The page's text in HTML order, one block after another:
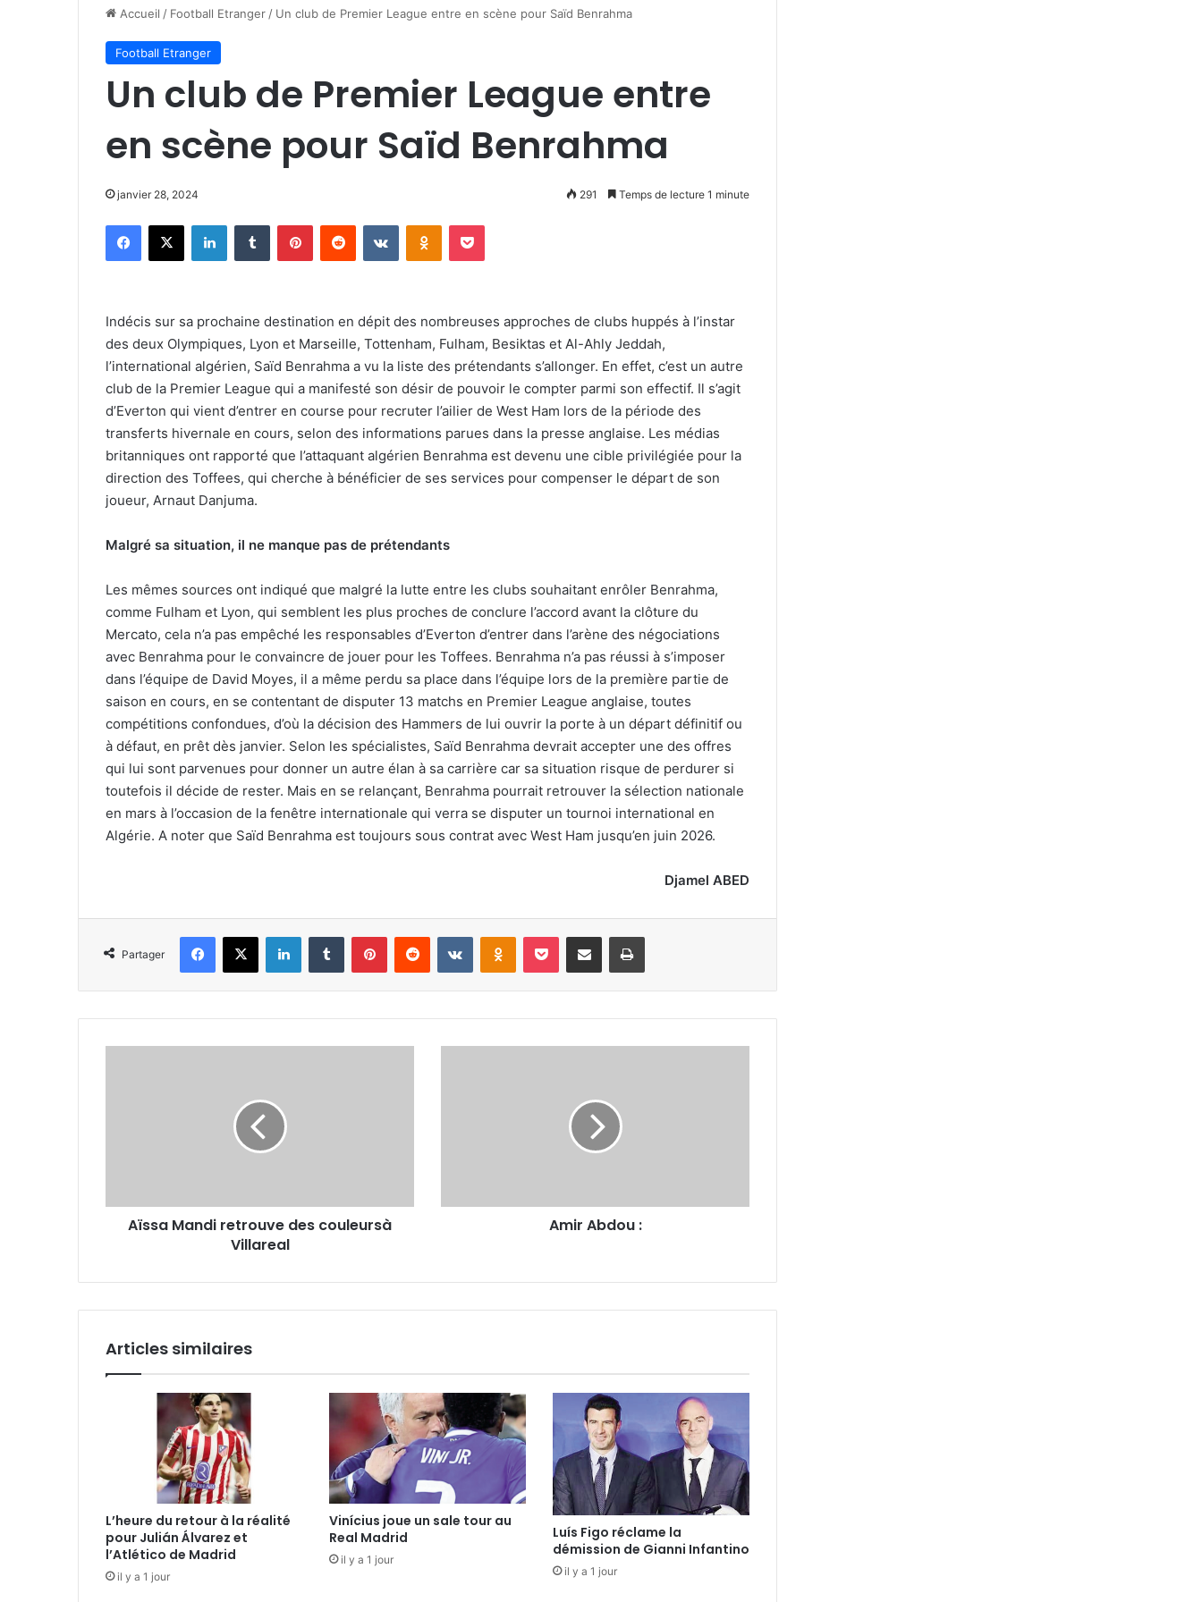
Accueil / Football Etranger / Un club de Premier League entre en scène pour Saïd Benrahma
Football Etranger
Un club de Premier League entre
en scène pour Saïd Benrahma
janvier 28, 2024 291 Temps de lecture 1 minute
Facebook
X LinkedinTumblr PinterestReddit VKontakteOdnoklassniki
Pocket
Indécis sur sa prochaine destination en dépit des nombreuses approches de clubs huppés à l’instar
des deux Olympiques, Lyon et Marseille, Tottenham, Fulham, Besiktas et Al-Ahly Jeddah,
l’international algérien, Saïd Benrahma a vu la liste des prétendants s’allonger. En effet, c’est un autre
club de la Premier League qui a manifesté son désir de pouvoir le compter parmi son effectif. Il s’agit
d’Everton qui vient d’entrer en course pour recruter l’ailier de West Ham lors de la période des
transferts hivernale en cours, selon des informations parues dans la presse anglaise. Les médias
britanniques ont rapporté que l’attaquant algérien Benrahma est devenu une cible privilégiée pour la
direction des Toffees, qui cherche à bénéficier de ses services pour compenser le départ de son
joueur, Arnaut Danjuma.
Malgré sa situation, il ne manque pas de prétendants
Les mêmes sources ont indiqué que malgré la lutte entre les clubs souhaitant enrôler Benrahma,
comme Fulham et Lyon, qui semblent les plus proches de conclure l’accord avant la clôture du
Mercato, cela n’a pas empêché les responsables d’Everton d’entrer dans l’arène des négociations
avec Benrahma pour le convaincre de jouer pour les Toffees. Benrahma n’a pas réussi à s’imposer
dans l’équipe de David Moyes, il a même perdu sa place dans l’équipe lors de la première partie de
saison en cours, en se contentant de disputer 13 matchs en Premier League anglaise, toutes
compétitions confondues, d’où la décision des Hammers de lui ouvrir la porte à un départ définitif ou
à défaut, en prêt dès janvier. Selon les spécialistes, Saïd Benrahma devrait accepter une des offres
qui lui sont parvenues pour donner un autre élan à sa carrière car sa situation risque de perdurer si
toutefois il décide de rester. Mais en se relançant, Benrahma pourrait retrouver la sélection nationale
en mars à l’occasion de la fenêtre internationale qui verra se disputer un tournoi international en
Algérie. A noter que Saïd Benrahma est toujours sous contrat avec West Ham jusqu’en juin 2026.
Djamel ABED
Partager
Facebook
X LinkedinTumblr PinterestReddit VKontakteOdnoklassniki
Pocket Partager par email Imprimer
Aïssa Mandi retrouve des couleursà
Villareal
Amir Abdou :
Articles similaires
L’heure du retour à la réalité
pour Julián Álvarez et
l’Atlético de Madrid
il y a 1 jour
Vinícius joue un sale tour au
Real Madrid
il y a 1 jour
Luís Figo réclame la
démission de Gianni Infantino
il y a 1 jour